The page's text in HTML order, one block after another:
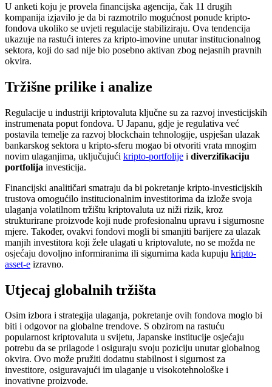
U anketi koju je provela financijska agencija, čak 11 drugih
kompanija izjavilo je da bi razmotrilo mogućnost ponude kripto-
fondova ukoliko se uvjeti regulacije stabiliziraju. Ova tendencija
ukazuje na rastući interes za kripto-imovine unutar institucionalnog
sektora, koji do sad nije bio posebno aktivan zbog nejasnih pravnih
okvira.
Tržišne prilike i analize
Regulacije u industriji kriptovaluta ključne su za razvoj investicijskih
instrumenata poput fondova. U Japanu, gdje je regulativa već
postavila temelje za razvoj blockchain tehnologije, uspješan ulazak
bankarskog sektora u kripto-sferu mogao bi otvoriti vrata mnogim
novim ulaganjima, uključujući kripto-portfolije i diverzifikaciju
portfolija investicija.
Financijski analitičari smatraju da bi pokretanje kripto-investicijskih
trustova omogućilo institucionalnim investitorima da izlože svoja
ulaganja volatilnom tržištu kriptovaluta uz niži rizik, kroz
strukturirane proizvode koji nude profesionalnu upravu i sigurnosne
mjere. Također, ovakvi fondovi mogli bi smanjiti barijere za ulazak
manjih investitora koji žele ulagati u kriptovalute, no se možda ne
osjećaju dovoljno informiranima ili sigurnima kada kupuju kripto-
asset-e izravno.
Utjecaj globalnih tržišta
Osim izbora i strategija ulaganja, pokretanje ovih fondova moglo bi
biti i odgovor na globalne trendove. S obzirom na rastuću
popularnost kriptovaluta u svijetu, Japanske institucije osjećaju
potrebu da se prilagode i osiguraju svoju poziciju unutar globalnog
okvira. Ovo može pružiti dodatnu stabilnost i sigurnost za
investitore, osiguravajući im ulaganje u visokotehnološke i
inovativne proizvode.